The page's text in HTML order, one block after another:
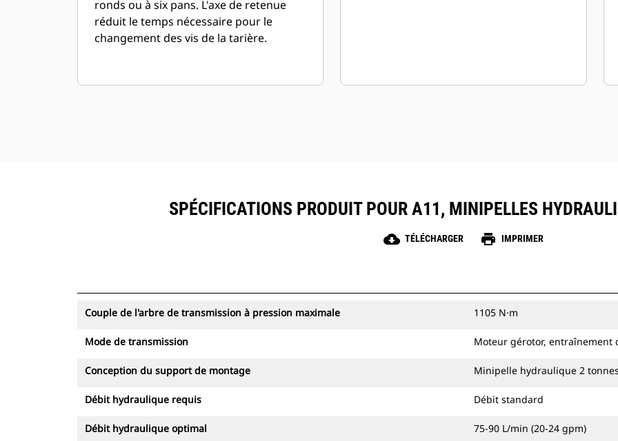
ronds ou à six pans. L'axe de retenue
réduit le temps nécessaire pour le
changement des vis de la tarière.
SPÉCIFICATIONS PRODUIT POUR A11, MINIPELLES
cloud_download TÉLÉCHARGER print IMPRIMER
Couple de l'arbre de transmission à pression maximale 1105 N·m
Mode de transmission Moteur gérotor, entraînement
Conception du support de montage Minipelle hydraulique 2
Débit hydraulique requis Débit standard
Débit hydraulique optimal 75-90 L/min (20-24 gpm)